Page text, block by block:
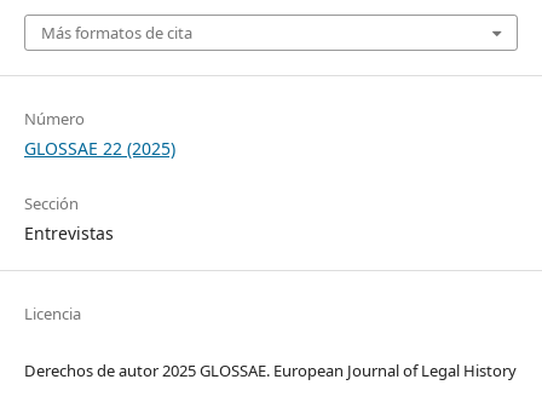
Más formatos de cita
Número
GLOSSAE 22 (2025)
Sección
Entrevistas
Licencia
Derechos de autor 2025 GLOSSAE. European Journal of Legal History